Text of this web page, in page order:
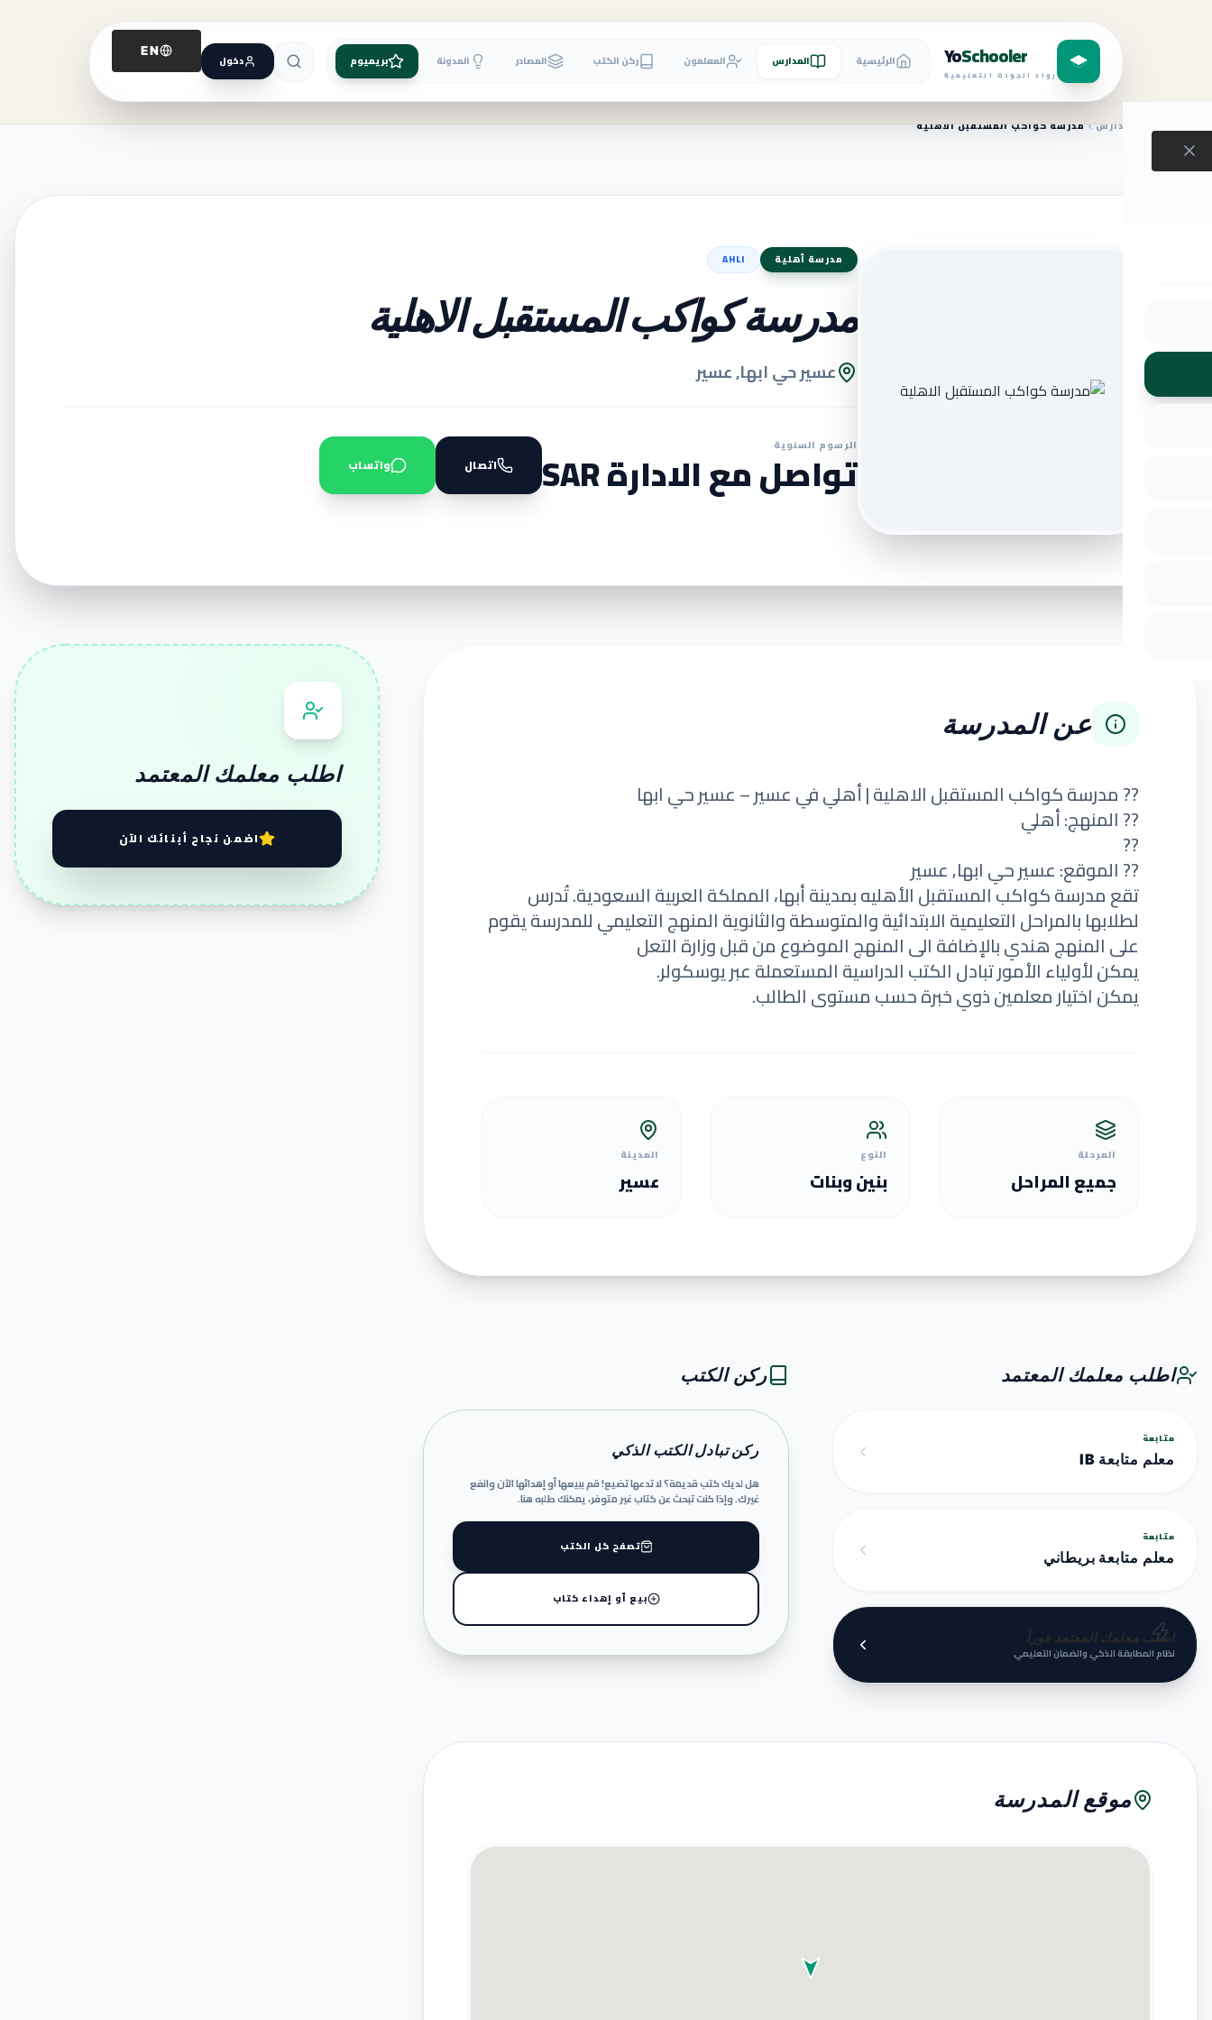
YoSchooler
رواد الجودة التعليمية
الرئيسية المدارس المعلمون ركن الكتب المصادر المدونة بريميوم دخول
EN
المدارس مدرسة كواكب المستقبل الاهلية
مدرسة أهلية AHLI
مدرسة كواكب المستقبل الاهلية
عسير حي ابها, عسير
الرسوم السنوية
تواصل مع الادارة SAR اتصال واتساب
عن المدرسة
?? مدرسة كواكب المستقبل الاهلية | أهلي في عسير – عسير حي ابها
?? المنهج: أهلي
??
?? الموقع: عسير حي ابها, عسير
تقع مدرسة كواكب المستقبل الأهليه بمدينة أبها، المملكة العربية السعودية. تُدرس
لطلابها بالمراحل التعليمية الابتدائية والمتوسطة والثانوية المنهج التعليمي للمدرسة يقوم
على المنهج هندي بالإضافة الى المنهج الموضوع من قبل وزارة التعل
يمكن لأولياء الأمور تبادل الكتب الدراسية المستعملة عبر يوسكولر.
يمكن اختيار معلمين ذوي خبرة حسب مستوى الطالب.
المرحلة
جميع المراحل
النوع
بنين وبنات
المدينة
عسير
اطلب معلمك المعتمد
متابعة
معلم متابعة IB
متابعة
معلم متابعة بريطاني
اطلب معلمك المعتمد فوراً
نظام المطابقة الذكي والضمان التعليمي
ركن الكتب
ركن تبادل الكتب الذكي
هل لديك كتب قديمة؟ لا تدعها تضيع! قم ببيعها أو إهدائها الآن وانفع
غيرك. وإذا كنت تبحث عن كتاب غير متوفر، يمكنك طلبه هنا.
تصفح كل الكتب
بيع أو إهداء كتاب
موقع المدرسة
اطلب معلمك المعتمد
اضمن نجاح أبنائك الآن